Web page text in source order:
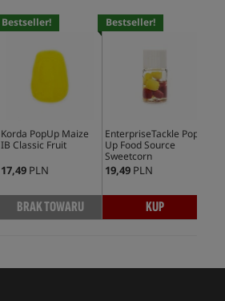
Bestseller!
Korda PopUp Maize
IB Classic Fruit
17,49 PLN
BRAK TOWARU
Bestseller!
EnterpriseTackle Pop
Up Food Source
Sweetcorn
19,49 PLN
KUP